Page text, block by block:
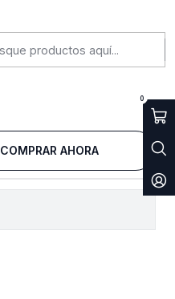
0
COMPRAR AHORA